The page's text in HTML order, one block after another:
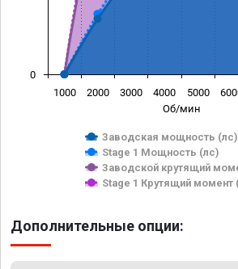
Об/мин
Заводская мощность (лс)
Stage 1 Мощность (лс)
Заводской крутящий
Stage 1 Крутящий момент
1000 2000 3000 4000 5000
0
Дополнительные опции: